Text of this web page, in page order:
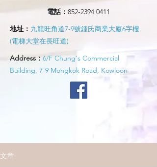
電話： 852-2394 0411
地址： 九龍旺角道7-9號鍾氏商業大廈6字樓
(電梯大堂在長旺道)
Address： 6/F Chung's Commercial
Building, 7-9 Mongkok Road, Kowloon
文章